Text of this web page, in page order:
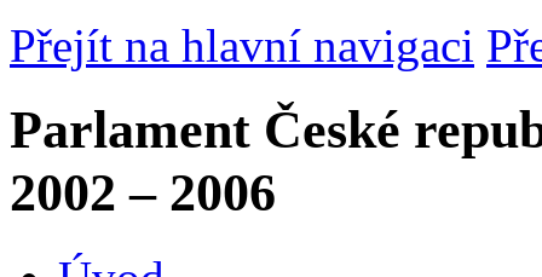
Přejít na hlavní navigaci
Parlament České
2002 – 2006